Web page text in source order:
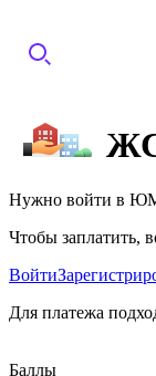
Нужно войти в
Чтобы заплатить,
Войти
Для платежа
Баллы